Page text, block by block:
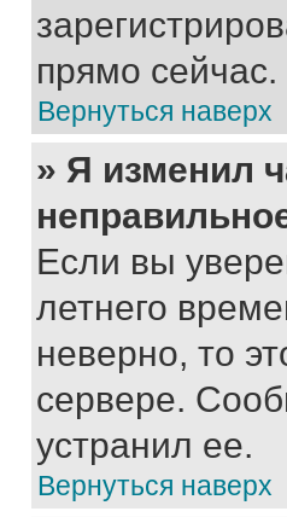
прямо сейчас.
Вернуться наверх
» Я изменил
Если вы
летнего
неверно, то
сервере.
устранил ее.
Вернуться наверх